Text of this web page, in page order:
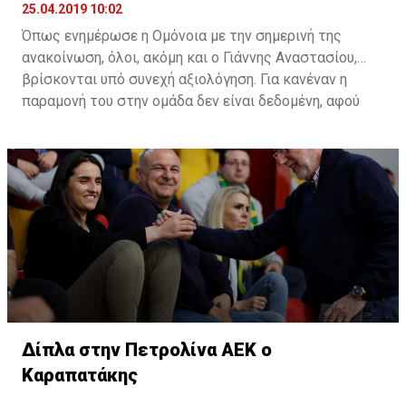
25.04.2019 10:02
Όπως ενημέρωσε η Ομόνοια με την σημερινή της
ανακοίνωση, όλοι, ακόμη και ο Γιάννης Αναστασίου,
βρίσκονται υπό συνεχή αξιολόγηση. Για κανέναν η
παραμονή του στην ομάδα δεν είναι δεδομένη, αφού
Δίπλα στην Πετρολίνα ΑΕΚ ο
Καραπατάκης